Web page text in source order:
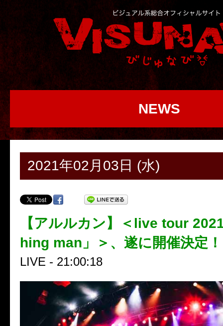
NEWS
2021年02月03日 (水)
【アルルカン】＜live tour
hing man」＞、遂に開催決定！
LIVE - 21:00:18